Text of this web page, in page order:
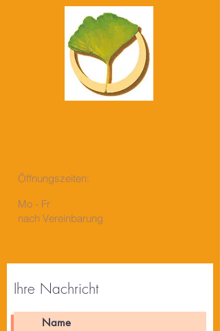
Öffnungszeiten:
Mo - Fr
nach Vereinbarung
Ihre Nachricht